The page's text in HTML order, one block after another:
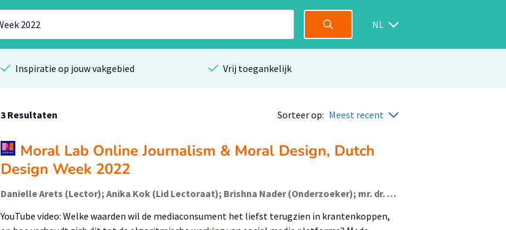
NL
Inspiratie op jouw vakgebied Vrij toegankelijk
3 Resultaten Sorteer op: Meest recent
Moral Lab Online Journalism & Moral Design, Dutch
Design Week 2022
Danielle Arets (Lector); Anika Kok (Lid Lectoraat); Brishna Nader (Onderzoeker); mr. dr. Bart Wernaart (Lector)
YouTube video: Welke waarden wil de mediaconsument het liefst terugzien in krantenkoppen,